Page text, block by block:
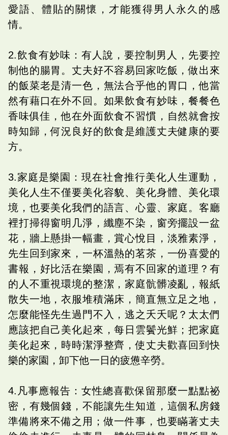
愛語、體貼的關懷，才能獲得男人永久的感
情。
2.飲食有妙味：有人說，要控制男人，先要控
制他的腸胃。丈夫好不容易回家吃飯，做出來
的飯菜老是清一色，無法合乎他的胃口，他當
然有藉口在外不回。如果飲食有妙味，餐餐色
香味俱佳，他在外面飲食不習慣，自然就會按
時知歸，何況良好的飲食是維護丈夫健康的要
方。
3.家庭是樂園：現在社會推行美化人生運動，
美化人生不僅要美化容貌、美化身體、美化環
境，也要美化我們的語言、心靈、家庭。客廳
裡打掃得窗明几淨，纖塵不染，窗旁擺設一盆
花，牆上懸掛一幅畫，賞心悅目，淡雅素淨，
先生回到家來，一杯溫熱的茗茶，一份喜愛的
書報，好比活在樂園，焉有不回家的道理？有
的人不重視環境的整潔，家庭骯髒凌亂，報紙
散失一地，衣服堆積滿床，簡直無立足之地，
怎麼能怪先生過門不入，逃之夭夭呢？太太們
應該把自己美化起來，每日雲鬢光鮮；把家庭
美化起來，時時潔淨整齊，使丈夫歡喜回到快
樂的家園，卸下他一日的疲憊辛勞。
4.凡事應報告：女性總喜歡保留那麼一點點祕
密，有幾個錢，不能讓先生知道，這個私房錢
準備將來不備之用；做一件事，也要瞞著丈夫